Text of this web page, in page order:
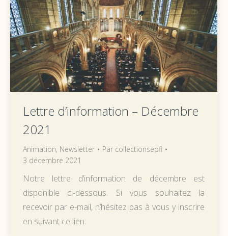
Lettre d’information – Décembre
2021
Animation, Newsletter Par collectionsepfl
3 décembre 2021
Notre lettre d’information de décembre est
disponible ci-dessous. Si vous souhaitez la
recevoir par e-mail, n’hésitez pas à vous y inscrire
en suivant ce lien.